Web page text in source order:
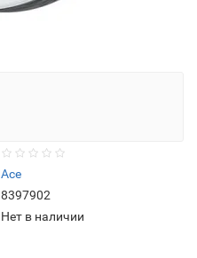
Ace
8397902
Нет в наличии